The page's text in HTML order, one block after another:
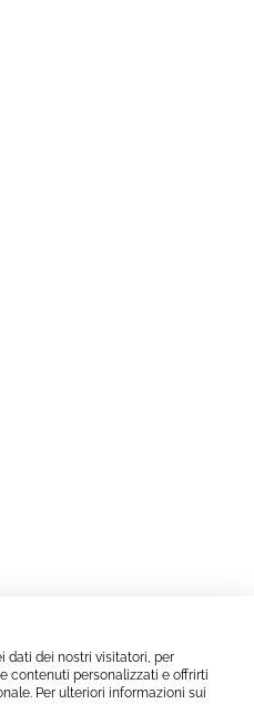
dati dei nostri visitatori, per
contenuti personalizzati e offrirti
Per ulteriori informazioni sui